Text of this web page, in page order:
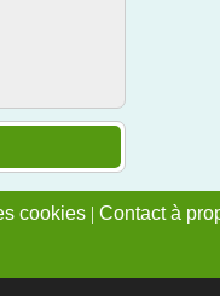
cookies | Contact à